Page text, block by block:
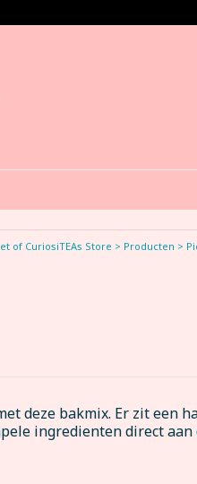
of CuriosiTEAs Store > Producten >
deze bakmix. Er zit een
ingredienten direct aan